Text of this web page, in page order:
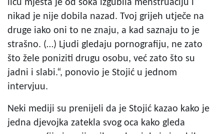
licu mjesta je od šoka izgubila menstruaciju i
nikad je nije dobila nazad. Tvoj grijeh utječe na
druge iako oni to ne znaju, a kad saznaju to je
strašno. (…) Ljudi gledaju pornografiju, ne zato
što žele poniziti drugu osobu, već zato što su
jadni i slabi.“, ponovio je Stojić u jednom
intervjuu.
Neki mediji su prenijeli da je Stojić kazao kako je
jedna djevojka zatekla svog oca kako gleda